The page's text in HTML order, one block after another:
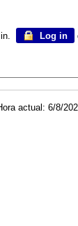
Log in
actual: 6/8/